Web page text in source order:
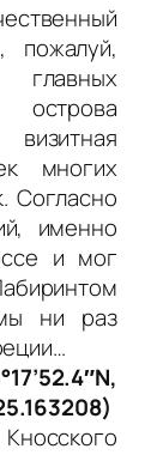
острова
многих
Согласно
именно
и мог
ни раз